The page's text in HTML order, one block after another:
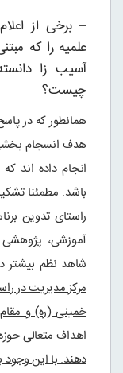
– برخی از
علمیه را که
آسیب زا
چیست؟
همانطور که در
هدف انسجام بخشی
انجام داده اند
باشد. مطمئنا
راستای تدوین
آموزشی،
شاهد نظم بیشتر
مرکز مدیریت در
خمینی (ره) و
اهداف متعالی
دهند. با این وجود